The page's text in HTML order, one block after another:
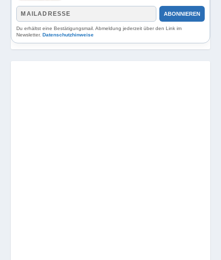
ABONNIEREN
Du erhältst eine Bestätigungsmail. Abmeldung jederzeit über den Link im
Newsletter.Datenschutzhinweise